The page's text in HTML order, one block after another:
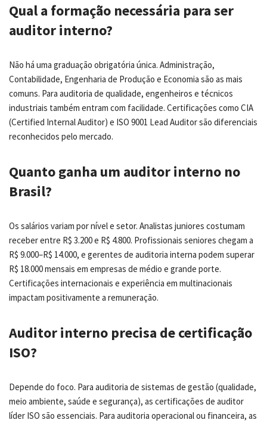
Qual a formação necessária para ser
auditor interno?
Não há uma graduação obrigatória única. Administração,
Contabilidade, Engenharia de Produção e Economia são as mais
comuns. Para auditoria de qualidade, engenheiros e técnicos
industriais também entram com facilidade. Certificações como CIA
(Certified Internal Auditor) e ISO 9001 Lead Auditor são diferenciais
reconhecidos pelo mercado.
Quanto ganha um auditor interno no
Brasil?
Os salários variam por nível e setor. Analistas juniores costumam
receber entre R$ 3.200 e R$ 4.800. Profissionais seniores chegam a
R$ 9.000–R$ 14.000, e gerentes de auditoria interna podem superar
R$ 18.000 mensais em empresas de médio e grande porte.
Certificações internacionais e experiência em multinacionais
impactam positivamente a remuneração.
Auditor interno precisa de certificação
ISO?
Depende do foco. Para auditoria de sistemas de gestão (qualidade,
meio ambiente, saúde e segurança), as certificações de auditor
líder ISO são essenciais. Para auditoria operacional ou financeira, as